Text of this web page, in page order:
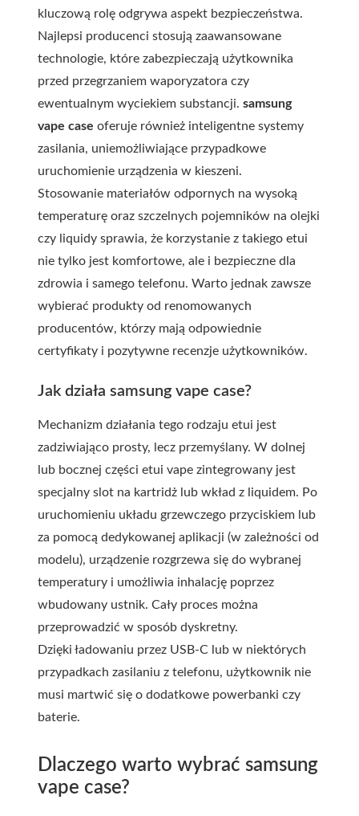
kluczową rolę odgrywa aspekt bezpieczeństwa.
Najlepsi producenci stosują zaawansowane
technologie, które zabezpieczają użytkownika
przed przegrzaniem waporyzatora czy
ewentualnym wyciekiem substancji. samsung
vape case oferuje również inteligentne systemy
zasilania, uniemożliwiające przypadkowe
uruchomienie urządzenia w kieszeni.
Stosowanie materiałów odpornych na wysoką
temperaturę oraz szczelnych pojemników na olejki
czy liquidy sprawia, że korzystanie z takiego etui
nie tylko jest komfortowe, ale i bezpieczne dla
zdrowia i samego telefonu. Warto jednak zawsze
wybierać produkty od renomowanych
producentów, którzy mają odpowiednie
certyfikaty i pozytywne recenzje użytkowników.
Jak działa samsung vape case?
Mechanizm działania tego rodzaju etui jest
zadziwiająco prosty, lecz przemyślany. W dolnej
lub bocznej części etui vape zintegrowany jest
specjalny slot na kartridż lub wkład z liquidem. Po
uruchomieniu układu grzewczego przyciskiem lub
za pomocą dedykowanej aplikacji (w zależności od
modelu), urządzenie rozgrzewa się do wybranej
temperatury i umożliwia inhalację poprzez
wbudowany ustnik. Cały proces można
przeprowadzić w sposób dyskretny.
Dzięki ładowaniu przez USB-C lub w niektórych
przypadkach zasilaniu z telefonu, użytkownik nie
musi martwić się o dodatkowe powerbanki czy
baterie.
Dlaczego warto wybrać samsung
vape case?